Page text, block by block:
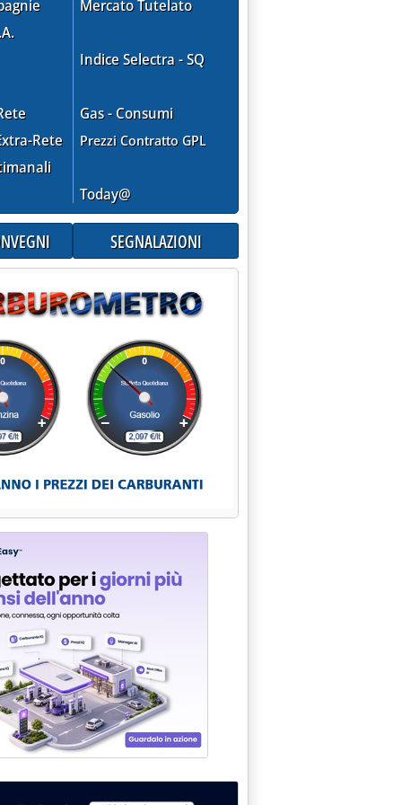
alle 0.0.
SU "CARBON TAX" E RIORGANIZZAZIONE DIRIGENTI
LE PROPOSTE DELL'AUTORITA' "CAROGREGGIO"
Rete
Mercato Tutelato
Indice Selectra - SQ
Gas - Consumi
Prezzi Contratto GPL
Today@
SEGNALAZIONI